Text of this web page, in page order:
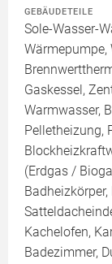
GEBÄUDETEILE
Sole-Wasser-
Wärmepumpe,
Gaskessel,
Warmwasser,
Pelletheizung,
(Erdgas /
Kachelofen,
Badezimmer,